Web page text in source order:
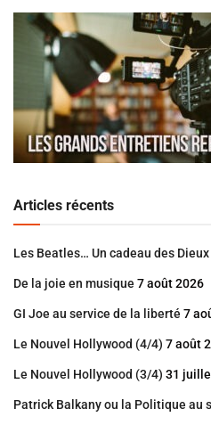
Articles récents
Les Beatles… Un cadeau des
De la joie en musique 7 août 2026
GI Joe au service de la liberté 7
Le Nouvel Hollywood (4/4) 7 août
Le Nouvel Hollywood (3/4) 31
Patrick Balkany ou la Politique au